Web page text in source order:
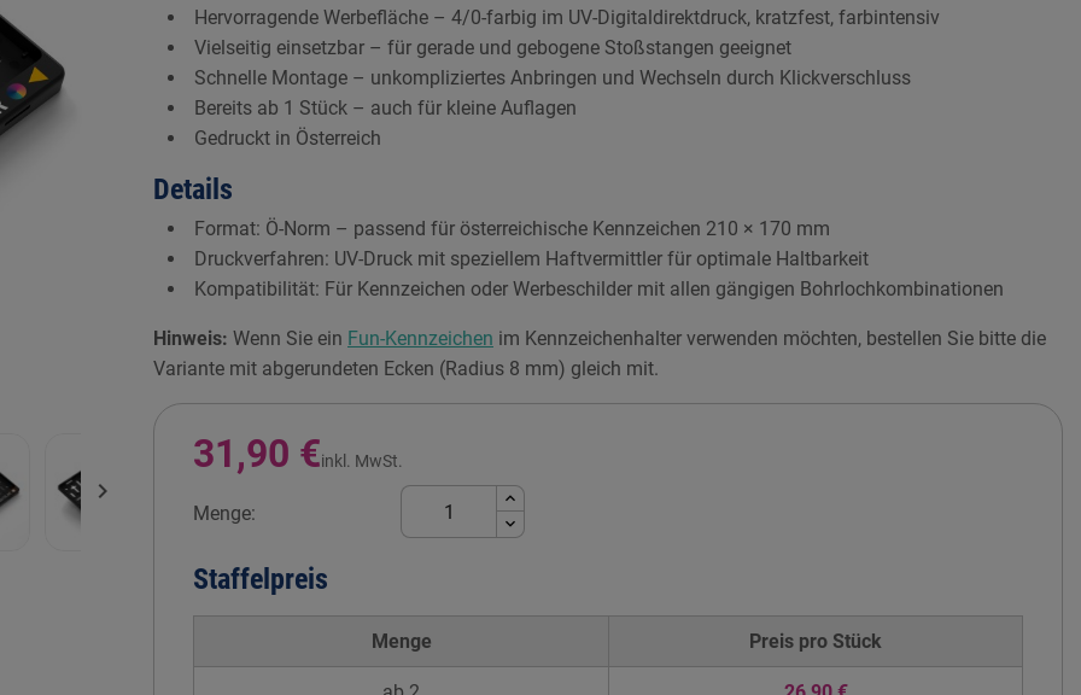

Hervorragende Werbefläche – 4/0-farbig im UV-Digitaldirektdruck, kratzfest, farbintensiv
Vielseitig einsetzbar – für gerade und gebogene Stoßstangen geeignet
Schnelle Montage – unkompliziertes Anbringen und Wechseln durch Klickverschluss
Bereits ab 1 Stück – auch für kleine Auflagen
Gedruckt in Österreich
Details
Format: Ö-Norm – passend für österreichische Kennzeichen 210 × 170 mm
Druckverfahren: UV-Druck mit speziellem Haftvermittler für optimale Haltbarkeit
Kompatibilität: Für Kennzeichen oder Werbeschilder mit allen gängigen Bohrlochkombinationen
Hinweis: Wenn Sie ein Fun-Kennzeichen im Kennzeichenhalter verwenden möchten, bestellen Sie bitte die
Variante mit abgerundeten Ecken (Radius 8 mm) gleich mit.
31,90 €inkl. MwSt.
Menge:
Staffelpreis
Menge Preis pro Stück